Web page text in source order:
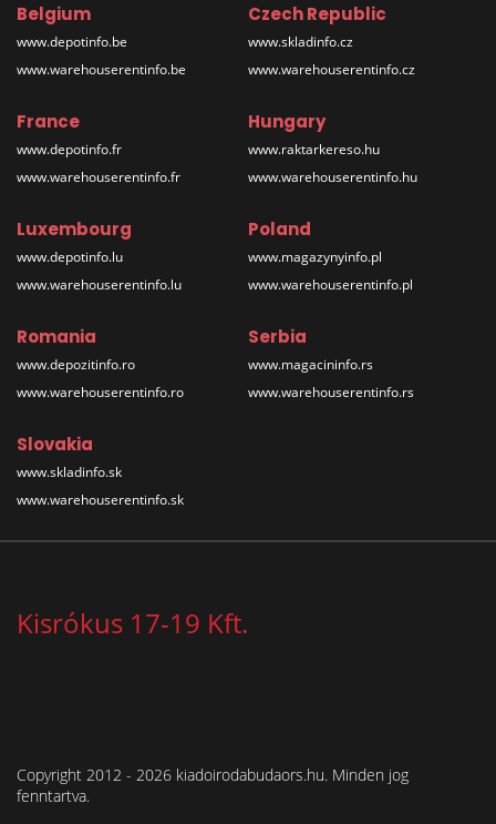
Belgium
www.depotinfo.be
www.warehouserentinfo.be
Czech Republic
www.skladinfo.cz
www.warehouserentinfo.cz
France
www.depotinfo.fr
www.warehouserentinfo.fr
Hungary
www.raktarkereso.hu
www.warehouserentinfo.hu
Luxembourg
www.depotinfo.lu
www.warehouserentinfo.lu
Poland
www.magazynyinfo.pl
www.warehouserentinfo.pl
Romania
www.depozitinfo.ro
www.warehouserentinfo.ro
Serbia
www.magacininfo.rs
www.warehouserentinfo.rs
Slovakia
www.skladinfo.sk
www.warehouserentinfo.sk
Kisrókus 17-19 Kft.
Copyright 2012 - 2026 kiadoirodabudaors.hu. Minden jog
fenntartva.